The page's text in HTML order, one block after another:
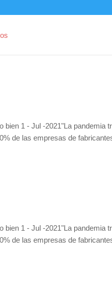
bien 1 - Jul -2021"La pandemia
de las empresas de
bien 1 - Jul -2021"La pandemia
de las empresas de